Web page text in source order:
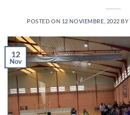
POSTED ON 12 NOVIEMBRE, 2022 BY
12
Nov